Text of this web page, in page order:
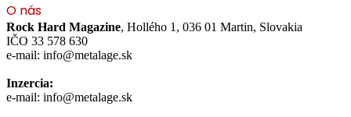
O nás
Rock Hard Magazine, Hollého 1, 036 01 Martin, Slovakia
IČO 33 578 630
e-mail: info@metalage.sk
Inzercia:
e-mail: info@metalage.sk